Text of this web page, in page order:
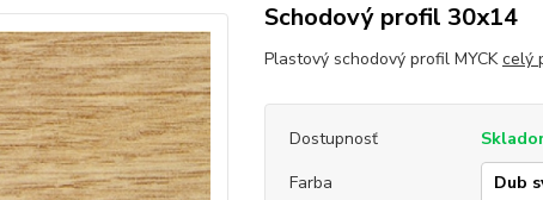
Schodový profil 30x14
Plastový schodový profil MYCKcelý
Dostupnosť
Farba